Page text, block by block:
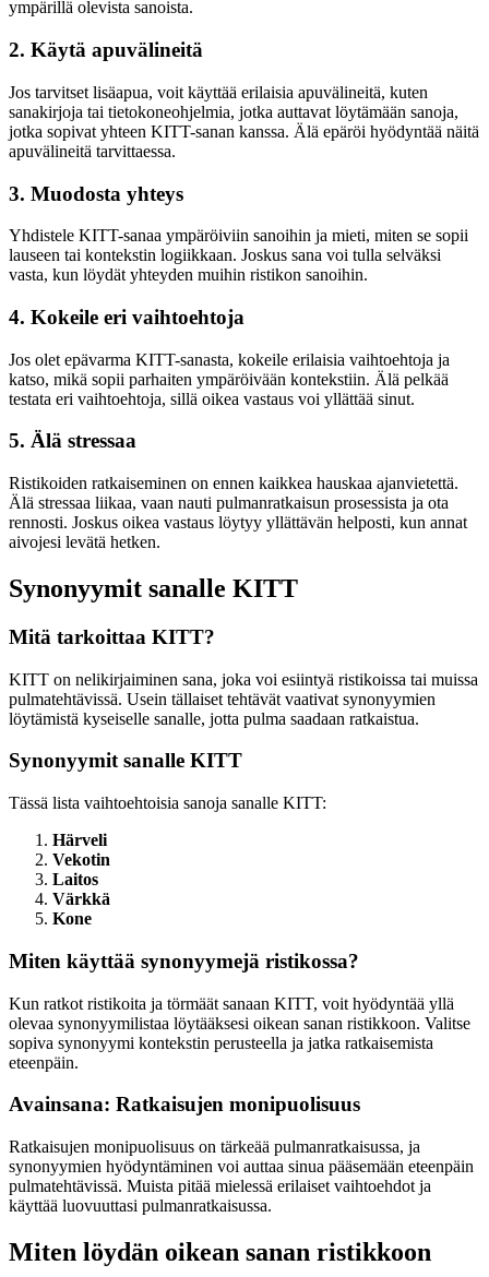
ympärillä olevista sanoista.
2. Käytä apuvälineitä
Jos tarvitset lisäapua, voit käyttää erilaisia apuvälineitä, kuten
sanakirjoja tai tietokoneohjelmia, jotka auttavat löytämään sanoja,
jotka sopivat yhteen KITT-sanan kanssa. Älä epäröi hyödyntää näitä
apuvälineitä tarvittaessa.
3. Muodosta yhteys
Yhdistele KITT-sanaa ympäröiviin sanoihin ja mieti, miten se sopii
lauseen tai kontekstin logiikkaan. Joskus sana voi tulla selväksi
vasta, kun löydät yhteyden muihin ristikon sanoihin.
4. Kokeile eri vaihtoehtoja
Jos olet epävarma KITT-sanasta, kokeile erilaisia vaihtoehtoja ja
katso, mikä sopii parhaiten ympäröivään kontekstiin. Älä pelkää
testata eri vaihtoehtoja, sillä oikea vastaus voi yllättää sinut.
5. Älä stressaa
Ristikoiden ratkaiseminen on ennen kaikkea hauskaa ajanvietettä.
Älä stressaa liikaa, vaan nauti pulmanratkaisun prosessista ja ota
rennosti. Joskus oikea vastaus löytyy yllättävän helposti, kun annat
aivojesi levätä hetken.
Synonyymit sanalle KITT
Mitä tarkoittaa KITT?
KITT on nelikirjaiminen sana, joka voi esiintyä ristikoissa tai muissa
pulmatehtävissä. Usein tällaiset tehtävät vaativat synonyymien
löytämistä kyseiselle sanalle, jotta pulma saadaan ratkaistua.
Synonyymit sanalle KITT
Tässä lista vaihtoehtoisia sanoja sanalle KITT:
Härveli
Vekotin
Laitos
Värkkä
Kone
Miten käyttää synonyymejä ristikossa?
Kun ratkot ristikoita ja törmäät sanaan KITT, voit hyödyntää yllä
olevaa synonyymilistaa löytääksesi oikean sanan ristikkoon. Valitse
sopiva synonyymi kontekstin perusteella ja jatka ratkaisemista
eteenpäin.
Avainsana: Ratkaisujen monipuolisuus
Ratkaisujen monipuolisuus on tärkeää pulmanratkaisussa, ja
synonyymien hyödyntäminen voi auttaa sinua pääsemään eteenpäin
pulmatehtävissä. Muista pitää mielessä erilaiset vaihtoehdot ja
käyttää luovuuttasi pulmanratkaisussa.
Miten löydän oikean sanan ristikkoon